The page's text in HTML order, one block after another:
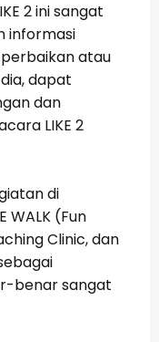
2 ini sangat
informasi
atau
dapat
dan
LIKE 2
di
WALK (Fun
Clinic, dan
benar sangat